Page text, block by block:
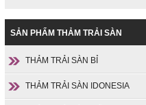
SẢN PHẨM THẢM TRẢI SÀN
THẢM TRẢI SÀN BỈ
THẢM TRẢI SÀN IDONESIA